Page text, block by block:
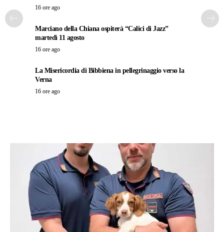
16 ore ago
Marciano della Chiana ospiterà “Calici di Jazz”
martedì 11 agosto
16 ore ago
La Misericordia di Bibbiena in pellegrinaggio verso la
Verna
16 ore ago